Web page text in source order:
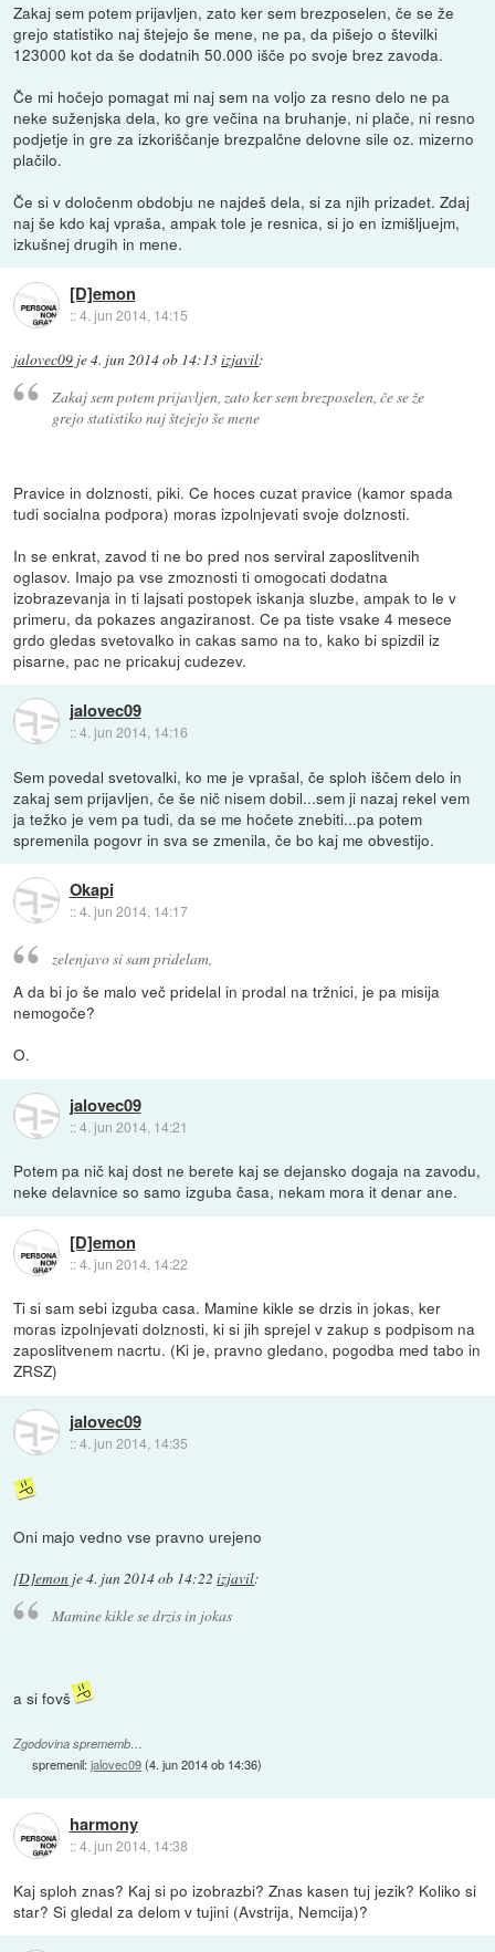
Zakaj sem potem prijavljen, zato ker sem brezposelen, če se že
grejo statistiko naj štejejo še mene, ne pa, da pišejo o številki
123000 kot da še dodatnih 50.000 išče po svoje brez zavoda.
Če mi hočejo pomagat mi naj sem na voljo za resno delo ne pa
neke suženjska dela, ko gre večina na bruhanje, ni plače, ni resno
podjetje in gre za izkoriščanje brezpalčne delovne sile oz. mizerno
plačilo.
Če si v določenm obdobju ne najdeš dela, si za njih prizadet. Zdaj
naj še kdo kaj vpraša, ampak tole je resnica, si jo en izmišljuejm,
izkušnej drugih in mene.
[D]emon
::4. jun 2014, 14:15
jalovec09 je4. jun 2014 ob 14:13izjavil:
Zakaj sem potem prijavljen, zato ker sem brezposelen, če se že
grejo statistiko naj štejejo še mene
Pravice in dolznosti, piki. Ce hoces cuzat pravice (kamor spada
tudi socialna podpora) moras izpolnjevati svoje dolznosti.
In se enkrat, zavod ti ne bo pred nos serviral zaposlitvenih
oglasov. Imajo pa vse zmoznosti ti omogocati dodatna
izobrazevanja in ti lajsati postopek iskanja sluzbe, ampak to le v
primeru, da pokazes angaziranost. Ce pa tiste vsake 4 mesece
grdo gledas svetovalko in cakas samo na to, kako bi spizdil iz
pisarne, pac ne pricakuj cudezev.
jalovec09
::4. jun 2014, 14:16
Sem povedal svetovalki, ko me je vprašal, če sploh iščem delo in
zakaj sem prijavljen, če še nič nisem dobil...sem ji nazaj rekel vem
ja težko je vem pa tudi, da se me hočete znebiti...pa potem
spremenila pogovr in sva se zmenila, če bo kaj me obvestijo.
Okapi
::4. jun 2014, 14:17
zelenjavo si sam pridelam,
A da bi jo še malo več pridelal in prodal na tržnici, je pa misija
nemogoče?
O.
jalovec09
::4. jun 2014, 14:21
Potem pa nič kaj dost ne berete kaj se dejansko dogaja na zavodu,
neke delavnice so samo izguba časa, nekam mora it denar ane.
[D]emon
::4. jun 2014, 14:22
Ti si sam sebi izguba casa. Mamine kikle se drzis in jokas, ker
moras izpolnjevati dolznosti, ki si jih sprejel v zakup s podpisom na
zaposlitvenem nacrtu. (Ki je, pravno gledano, pogodba med tabo in
ZRSZ)
jalovec09
::4. jun 2014, 14:35
Oni majo vedno vse pravno urejeno
[D]emon je4. jun 2014 ob 14:22 izjavil:
Mamine kikle se drzis in jokas
a si fovš
Zgodovina sprememb…
spremenil:jalovec09(4. jun 2014 ob 14:36)
harmony
::4. jun 2014, 14:38
Kaj sploh znas? Kaj si po izobrazbi? Znas kasen tuj jezik? Koliko si
star? Si gledal za delom v tujini (Avstrija, Nemcija)?